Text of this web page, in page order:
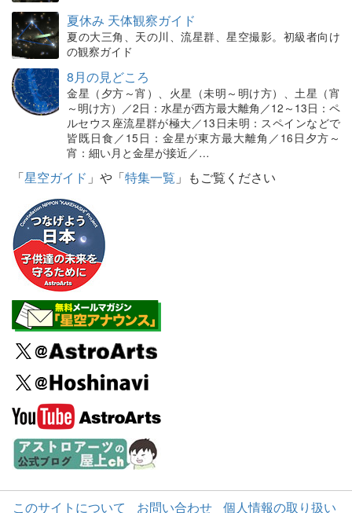
夏休み 天体観察ガイド
夏の大三角、天の川、流星群、星空撮影。初級者向け
の観察ガイド
8月の見どころ
金星（夕方～宵）、火星（未明～明け方）、土星（宵
～明け方）／2日：水星が西方最大離角／12～13日：ペ
ルセウス座流星群が極大／13日未明：スペインなどで
皆既日食／15日：金星が東方最大離角／16日夕方～
宵：細い月と金星が接近／…
「星空ガイド 」や「特集一覧 」もご覧ください
このサイトについて お問い合わせ 個人情報の取り扱い